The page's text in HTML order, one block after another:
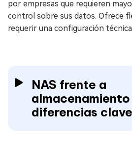
por empresas que requieren
control sobre sus datos. Ofrece
requerir una configuración
NAS frente a
almacenamiento
diferencias clave